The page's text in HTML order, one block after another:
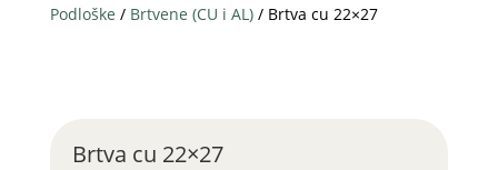
Podloške / Brtvene (CU i AL)/ Brtva cu 22×27
Brtva cu 22×27